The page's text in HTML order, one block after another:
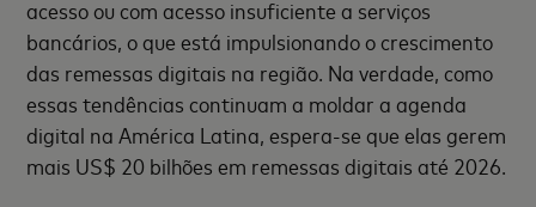
acesso ou com acesso insuficiente a serviços
bancários, o que está impulsionando o crescimento
das remessas digitais na região. Na verdade, como
essas tendências continuam a moldar a agenda
digital na América Latina, espera-se que elas gerem
mais US$ 20 bilhões em remessas digitais até 2026.